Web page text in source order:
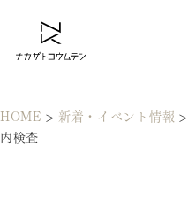
HOME > 新着・イベント情報 >
内検査